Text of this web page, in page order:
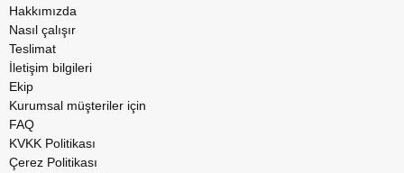
Hakkımızda
Nasıl çalışır
Teslimat
İletişim bilgileri
Ekip
Kurumsal müşteriler için
FAQ
KVKK Politikası
Çerez Politikası